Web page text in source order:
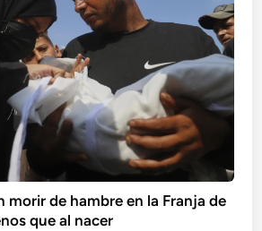
morir de hambre en la Franja de
que al nacer